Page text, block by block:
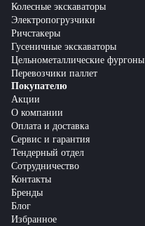
Колесные экскаваторы
Электропогрузчики
Ричстакеры
Гусеничные экскаваторы
Цельнометаллические фургоны
Перевозчики паллет
Покупателю
Акции
О компании
Оплата и доставка
Сервис и гарантия
Тендерный отдел
Сотрудничество
Контакты
Бренды
Блог
Избранное